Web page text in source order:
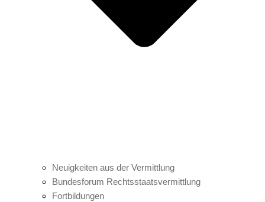
Neuigkeiten aus der Vermittlung
Bundesforum Rechtsstaatsvermittlung
Fortbildungen